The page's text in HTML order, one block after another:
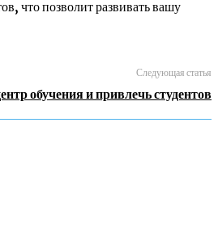
что позволит развивать вашу
Следующая статья
обучения и привлечь студентов